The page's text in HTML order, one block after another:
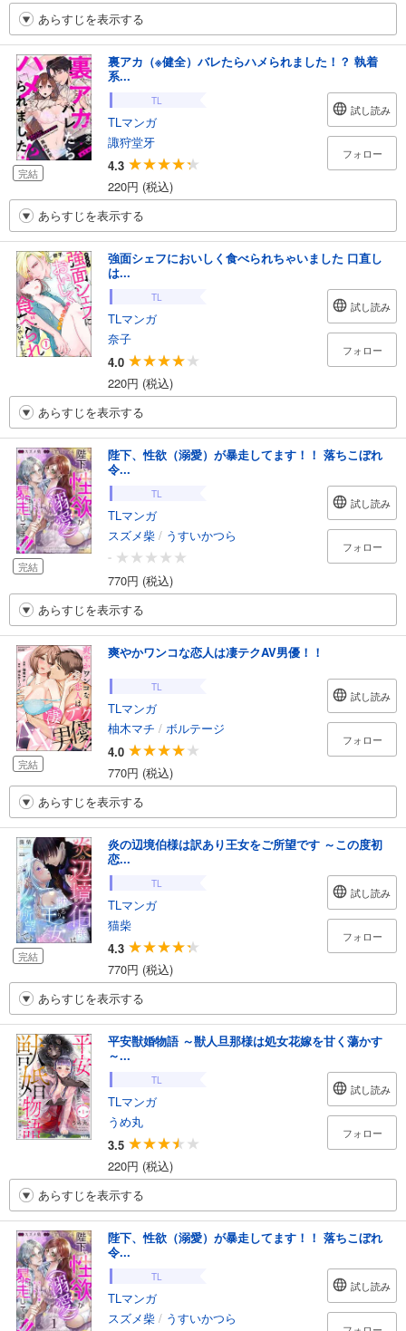
あらすじを表示する
完結
裏アカ（※健全）バレたらハメられました！？ 執着
系...
TL
TLマンガ
諏狩堂牙
4.3
220円 (税込)
試し読み
フォロー
あらすじを表示する
強面シェフにおいしく食べられちゃいました 口直し
は...
TL
TLマンガ
奈子
4.0
220円 (税込)
試し読み
フォロー
あらすじを表示する
完結
陛下、性欲（溺愛）が暴走してます！！ 落ちこぼれ
令...
TL
TLマンガ
スズメ柴 / うすいかつら
-
770円 (税込)
試し読み
フォロー
あらすじを表示する
完結
爽やかワンコな恋人は凄テクAV男優！！
TL
TLマンガ
柚木マチ / ボルテージ
4.0
770円 (税込)
試し読み
フォロー
あらすじを表示する
完結
炎の辺境伯様は訳あり王女をご所望です ～この度初
恋...
TL
TLマンガ
猫柴
4.3
770円 (税込)
試し読み
フォロー
あらすじを表示する
平安獣婚物語 ～獣人旦那様は処女花嫁を甘く蕩かす
～...
TL
TLマンガ
うめ丸
3.5
220円 (税込)
試し読み
フォロー
あらすじを表示する
陛下、性欲（溺愛）が暴走してます！！ 落ちこぼれ
令...
TL
TLマンガ
スズメ柴 / うすいかつら
試し読み